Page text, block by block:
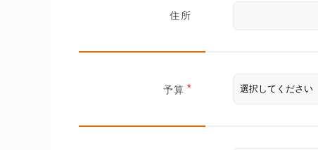
住所
予算